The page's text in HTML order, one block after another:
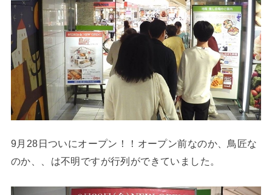
9月28日ついにオープン！！オープン前なのか、鳥匠な
のか、、は不明ですが行列ができていました。